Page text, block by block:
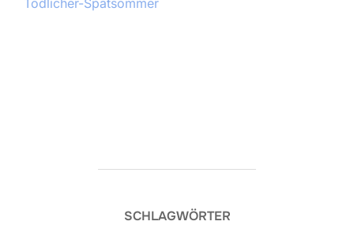
Tödlicher-Spätsommer
SCHLAGWÖRTER